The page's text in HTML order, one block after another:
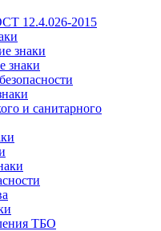
12.4.026-2015
знаки
знаки
и санитарного
ТБО